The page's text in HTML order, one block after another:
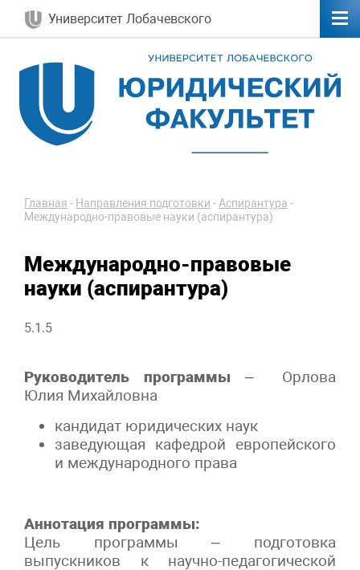
Университет Лобачевского
Главная - Направления подготовки -Аспирантура -
Международно-правовые науки (аспирантура)
Международно-правовые
науки (аспирантура)
5.1.5
Руководитель программы – Орлова
Юлия Михайловна
кандидат юридических наук
заведующая кафедрой европейского
и международного права
Аннотация программы:
Цель программы – подготовка
выпускников к научно-педагогической